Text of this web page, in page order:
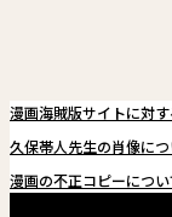
漫画海賊版サイトに対
久保帯人先生の肖像に
漫画の不正コピーについ